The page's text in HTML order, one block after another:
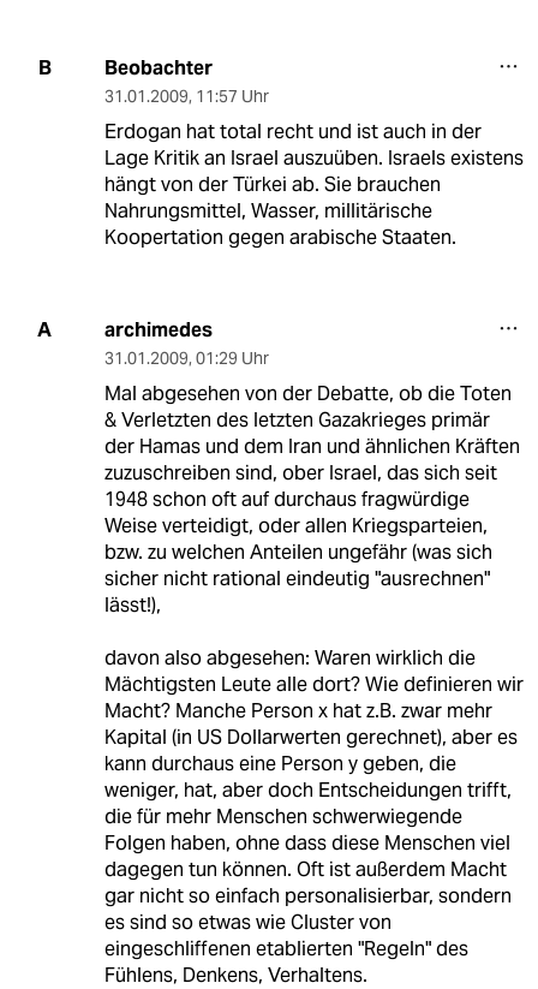
B Beobachter
31.01.2009, 11:57 Uhr
Erdogan hat total recht und ist auch in der
Lage Kritik an Israel auszuüben. Israels existens
hängt von der Türkei ab. Sie brauchen
Nahrungsmittel, Wasser, millitärische
Koopertation gegen arabische Staaten.
A archimedes
31.01.2009, 01:29 Uhr
Mal abgesehen von der Debatte, ob die Toten
& Verletzten des letzten Gazakrieges primär
der Hamas und dem Iran und ähnlichen Kräften
zuzuschreiben sind, ober Israel, das sich seit
1948 schon oft auf durchaus fragwürdige
Weise verteidigt, oder allen Kriegsparteien,
bzw. zu welchen Anteilen ungefähr (was sich
sicher nicht rational eindeutig "ausrechnen"
lässt!),
davon also abgesehen: Waren wirklich die
Mächtigsten Leute alle dort? Wie definieren wir
Macht? Manche Person x hat z.B. zwar mehr
Kapital (in US Dollarwerten gerechnet), aber es
kann durchaus eine Person y geben, die
weniger, hat, aber doch Entscheidungen trifft,
die für mehr Menschen schwerwiegende
Folgen haben, ohne dass diese Menschen viel
dagegen tun können. Oft ist außerdem Macht
gar nicht so einfach personalisierbar, sondern
es sind so etwas wie Cluster von
eingeschliffenen etablierten "Regeln" des
Fühlens, Denkens, Verhaltens.